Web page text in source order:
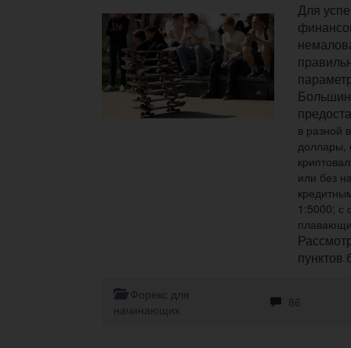
Для
в разной
доллары,
или без
1:5000; с
пунктов
Форекс для
начинающих
86